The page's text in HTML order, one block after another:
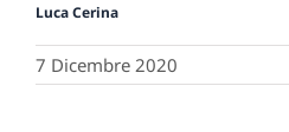
Luca Cerina
7 Dicembre 2020